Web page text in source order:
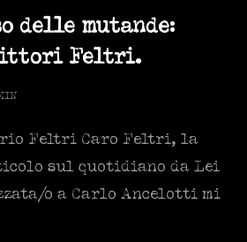
CULTURA
DE
delle mutande:
Feltri.
Feltri Caro Feltri, la
sul quotidiano da Lei
o a Carlo Ancelotti mi